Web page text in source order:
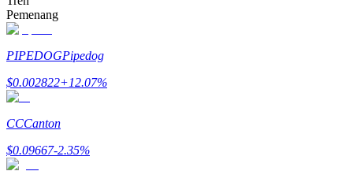
Strategi perdagangan
Pelajari cara untuk tetap menghasilkan keuntungan
Pemenang
PIPEDOGPipedog
$0.002822+12.07%
CCCanton
$0.09667-2.35%